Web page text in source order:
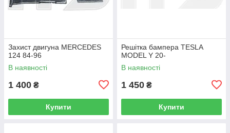
Захист двигуна MERCEDES
124 84-96
В наявності
1 400 ₴
Купити
Решітка бампера TESLA
MODEL Y 20-
В наявності
1 450 ₴
Купити